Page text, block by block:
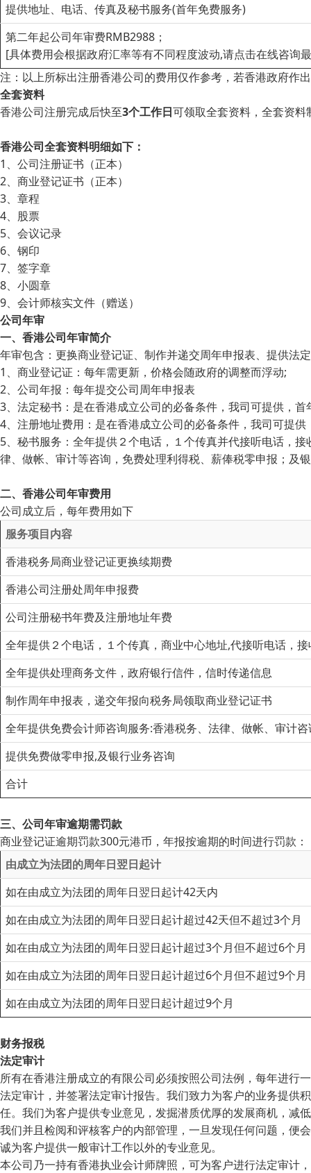
提供地址、电话、传真及秘书服务(首年免费服务)
第二年起公司年审费RMB2988；
[具体费用会根据政府汇率等有不同程度波动,请点击在线咨询
注：以上所标出注册香港公司的费用仅作参考，若香港政府作
全套资料
香港公司注册完成后快至3个工作日可领取全套资料，全套资
香港公司全套资料明细如下：
1、公司注册证书（正本）
2、商业登记证书（正本）
3、章程
4、股票
5、会议记录
6、钢印
7、签字章
8、小圆章
9、会计师核实文件（赠送）
公司年审
一、香港公司年审简介
年审包含：更换商业登记证、制作并递交周年申报表、提供法
1、商业登记证：每年需更新，价格会随政府的调整而浮动;
2、公司年报：每年提交公司周年申报表
3、法定秘书：是在香港成立公司的必备条件，我司可提供，
4、注册地址费用：是在香港成立公司的必备条件，我司可提
5、秘书服务：全年提供２个电话，１个传真并代接听电话，
律、做帐、审计等咨询，免费处理利得税、薪俸税零申报；及
二、香港公司年审费用
公司成立后，每年费用如下
服务项目内容
香港税务局商业登记证更换续期费
香港公司注册处周年申报费
公司注册秘书年费及注册地址年费
全年提供２个电话，１个传真，商业中心地址,代接听电话，
全年提供处理商务文件，政府银行信件，信时传递信息
制作周年申报表，递交年报向税务局领取商业登记证书
全年提供免费会计师咨询服务:香港税务、法律、做帐、审计咨
提供免费做零申报,及银行业务咨询
合计
三、公司年审逾期需罚款
商业登记证逾期罚款300元港币，年报按逾期的时间进行罚款：
由成立为法团的周年日翌日起计
如在由成立为法团的周年日翌日起计42天内
如在由成立为法团的周年日翌日起计超过42天但不超过3个月
如在由成立为法团的周年日翌日起计超过3个月但不超过6个月
如在由成立为法团的周年日翌日起计超过6个月但不超过9个月
如在由成立为法团的周年日翌日起计超过9个月
财务报税
法定审计
所有在香港注册成立的有限公司必须按照公司法例，每年进行
法定审计，并签署法定审计报告。我们致力为客户的业务提供
任。我们为客户提供专业意见，发掘潜质优厚的发展商机，减
我们并且检阅和评核客户的内部管理，一旦发现任何问题，便
诚为客户提供一般审计工作以外的专业意见。
本公司乃一持有香港执业会计师牌照，可为客户进行法定审计